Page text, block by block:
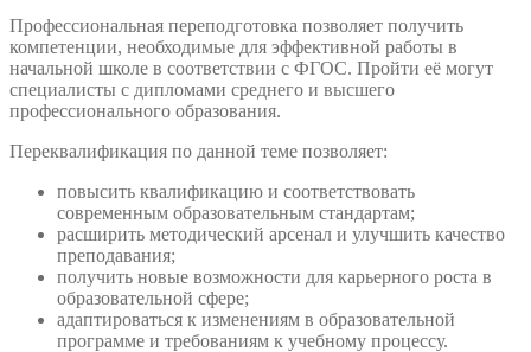
Профессиональная переподготовка позволяет получить
компетенции, необходимые для эффективной работы в
начальной школе в соответствии с ФГОС. Пройти её могут
специалисты с дипломами среднего и высшего
профессионального образования.
Переквалификация по данной теме позволяет:
повысить квалификацию и соответствовать
современным образовательным стандартам;
расширить методический арсенал и улучшить качество
преподавания;
получить новые возможности для карьерного роста в
образовательной сфере;
адаптироваться к изменениям в образовательной
программе и требованиям к учебному процессу.